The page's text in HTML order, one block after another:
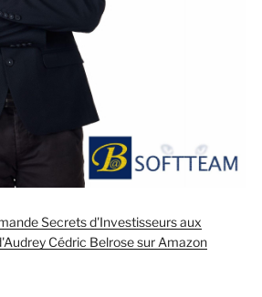
Secrets d'Investisseurs aux
Cédric Belrose sur Amazon